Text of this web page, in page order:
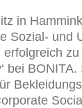
in
Sozial- und
bei